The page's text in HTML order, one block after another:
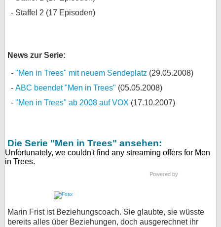
Staffel 2 (17 Episoden)
News zur Serie:
"Men in Trees" mit neuem Sendeplatz (29.05.2008)
ABC beendet "Men in Trees" (05.05.2008)
"Men in Trees" ab 2008 auf VOX (17.10.2007)
Die Serie "Men in Trees" ansehen:
Powered by
Marin Frist ist Beziehungscoach. Sie glaubte, sie wüsste
bereits alles über Beziehungen, doch ausgerechnet ihr